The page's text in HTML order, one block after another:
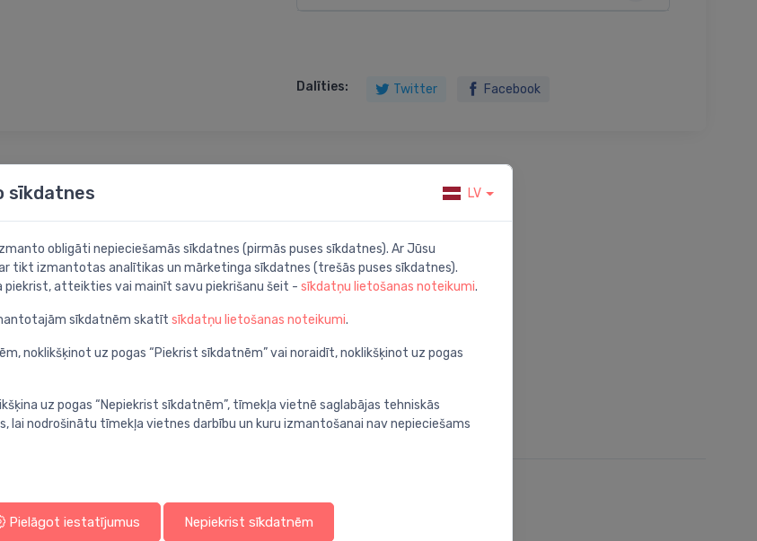
Dalīties: Twitter Facebook
sīkdatnes LV
obligāti nepieciešamās sīkdatnes (pirmās puses sīkdatnes). Ar Jūsu
tikt izmantotas analītikas un mārketinga sīkdatnes (trešās puses sīkdatnes).
piekrist, atteikties vai mainīt savu piekrišanu šeit - sīkdatņu lietošanas noteikumi.
sīkdatnēm skatīt sīkdatņu lietošanas noteikumi.
noklikšķinot uz pogas “Piekrist sīkdatnēm” vai noraidīt, noklikšķinot uz pogas
uz pogas “Nepiekrist sīkdatnēm”, tīmekļa vietnē saglabājas tehniskās
lai nodrošinātu tīmekļa vietnes darbību un kuru izmantošanai nav nepieciešams
Pielāgot iestatījumus Nepiekrist sīkdatnēm